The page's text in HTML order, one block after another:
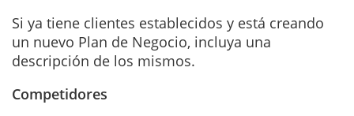
Si ya tiene clientes establecidos y está creando
un nuevo Plan de Negocio, incluya una
descripción de los mismos.
Competidores